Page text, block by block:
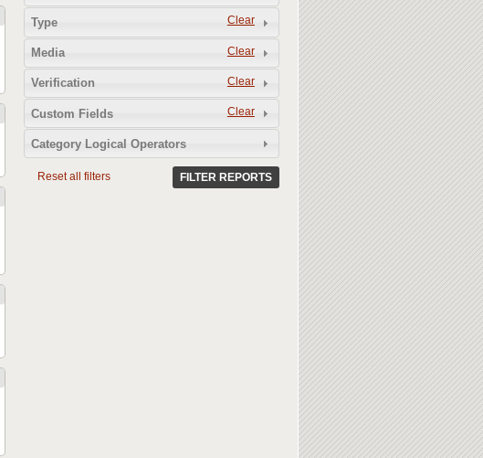
Revenge Killings (القتل بدافع الانتقام) 11
2
13
Clear
Type
Clear
Media
Clear
Verification
Clear
Custom Fields
Category Logical Operators
Reset all filters FILTER REPORTS